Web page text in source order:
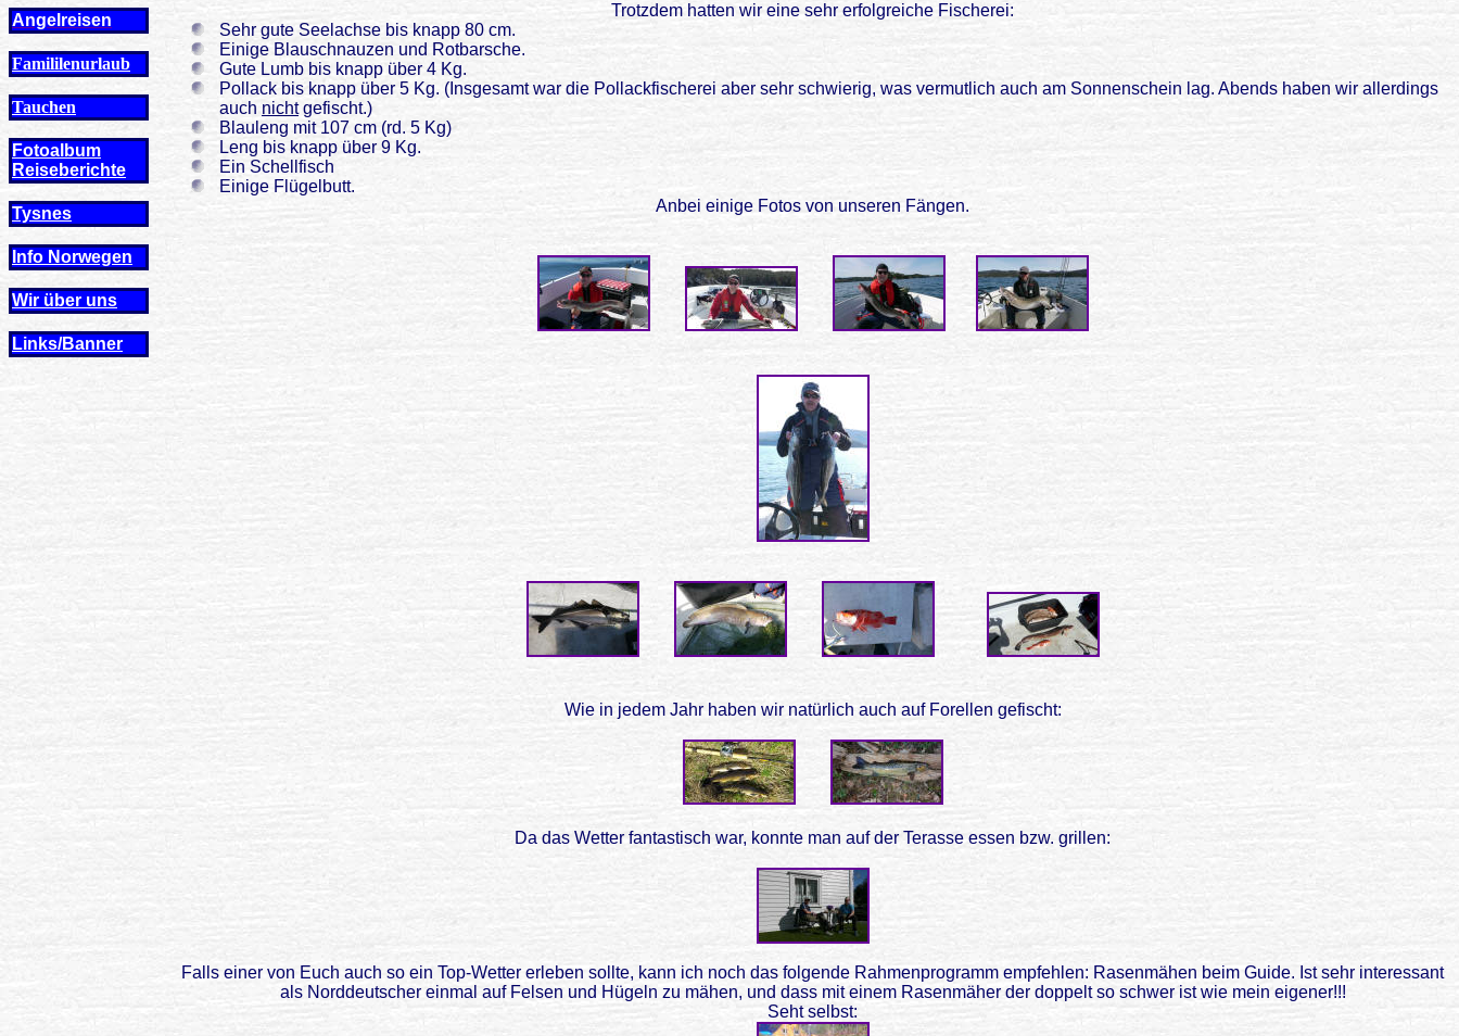
Angelreisen
Famililenurlaub
Tauchen
Fotoalbum
Reiseberichte
Tysnes
Info Norwegen
Wir über uns
Links/Banner
Trotzdem hatten wir eine sehr erfolgreiche Fischerei:
Sehr gute Seelachse bis knapp 80 cm.
Einige Blauschnauzen und Rotbarsche.
Gute Lumb bis knapp über 4 Kg.
Pollack bis knapp über 5 Kg. (Insgesamt war die Pollackfischerei aber sehr schwierig, was vermutlich auch am Sonnenschein lag. Abends haben wir allerdings
auch nicht gefischt.)
Blauleng mit 107 cm (rd. 5 Kg)
Leng bis knapp über 9 Kg.
Ein Schellfisch
Einige Flügelbutt.
Anbei einige Fotos von unseren Fängen.
Wie in jedem Jahr haben wir natürlich auch auf Forellen gefischt:
Da das Wetter fantastisch war, konnte man auf der Terasse essen bzw. grillen:
Falls einer von Euch auch so ein Top-Wetter erleben sollte, kann ich noch das folgende Rahmenprogramm empfehlen: Rasenmähen beim Guide. Ist sehr interessant
als Norddeutscher einmal auf Felsen und Hügeln zu mähen, und dass mit einem Rasenmäher der doppelt so schwer ist wie mein eigener!!!
Seht selbst: